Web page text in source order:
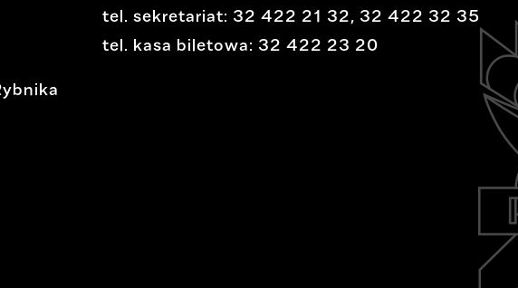
tel. sekretariat: 32 422 21 32, 32 422 32 35
tel. kasa biletowa: 32 422 23 20